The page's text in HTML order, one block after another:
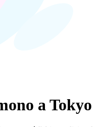
a Tokyo